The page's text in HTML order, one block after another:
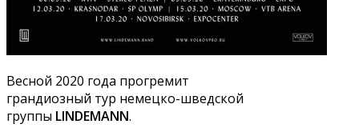
Весной 2020 года прогремит
грандиозный тур немецко-шведской
группы LINDEMANN.